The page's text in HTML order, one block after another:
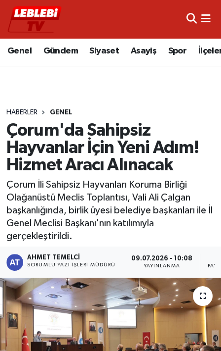
Genel Gündem Siyaset Asayiş Spor
HABERLER GENEL
Çorum'da Sahipsiz
Hayvanlar İçin Yeni Adım!
Hizmet Aracı Alınacak
Çorum İli Sahipsiz Hayvanları Koruma Birliği
Olağanüstü Meclis Toplantısı, Vali Ali Çalgan
başkanlığında, birlik üyesi belediye başkanları ile İl
Genel Meclisi Başkanı'nın katılımıyla
gerçekleştirildi.
AHMET TEMELCI
SORUMLU YAZI İŞLERI MÜDÜRÜ
09.07.2026 - 10:08
YAYINLANMA
Hava Durumu
Süper Lig Puan Durumu ve Fikstür
Tüm Manşetler
Son Dakika Haberleri
Haber Arşivi